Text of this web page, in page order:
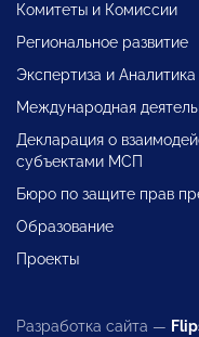
Комитеты и Комиссии
Региональное развитие
Экспертиза и Аналитика
Международная
Декларация о
субъектами МСП
Бюро по защите прав
Образование
Проекты
Разработка сайта —